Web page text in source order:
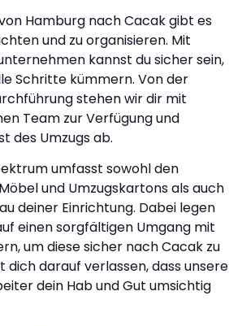
Hamburg nach Cacak gibt es
und zu organisieren. Mit
kannst du sicher sein,
Schritte kümmern. Von der
stehen wir dir mit
Team zur Verfügung und
des Umzugs ab.
umfasst sowohl den
und Umzugskartons als auch
deiner Einrichtung. Dabei legen
einen sorgfältigen Umgang mit
um diese sicher nach Cacak zu
dich darauf verlassen, dass unsere
dein Hab und Gut umsichtig